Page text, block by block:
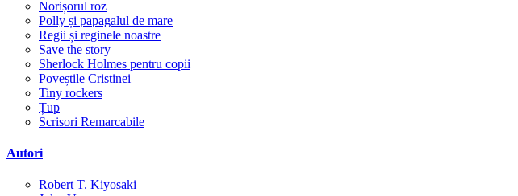
Norișorul roz
Polly și papagalul de mare
Regii și reginele noastre
Save the story
Sherlock Holmes pentru copii
Poveștile Cristinei
Tiny rockers
Țup
Scrisori Remarcabile
Autori
Robert T. Kiyosaki